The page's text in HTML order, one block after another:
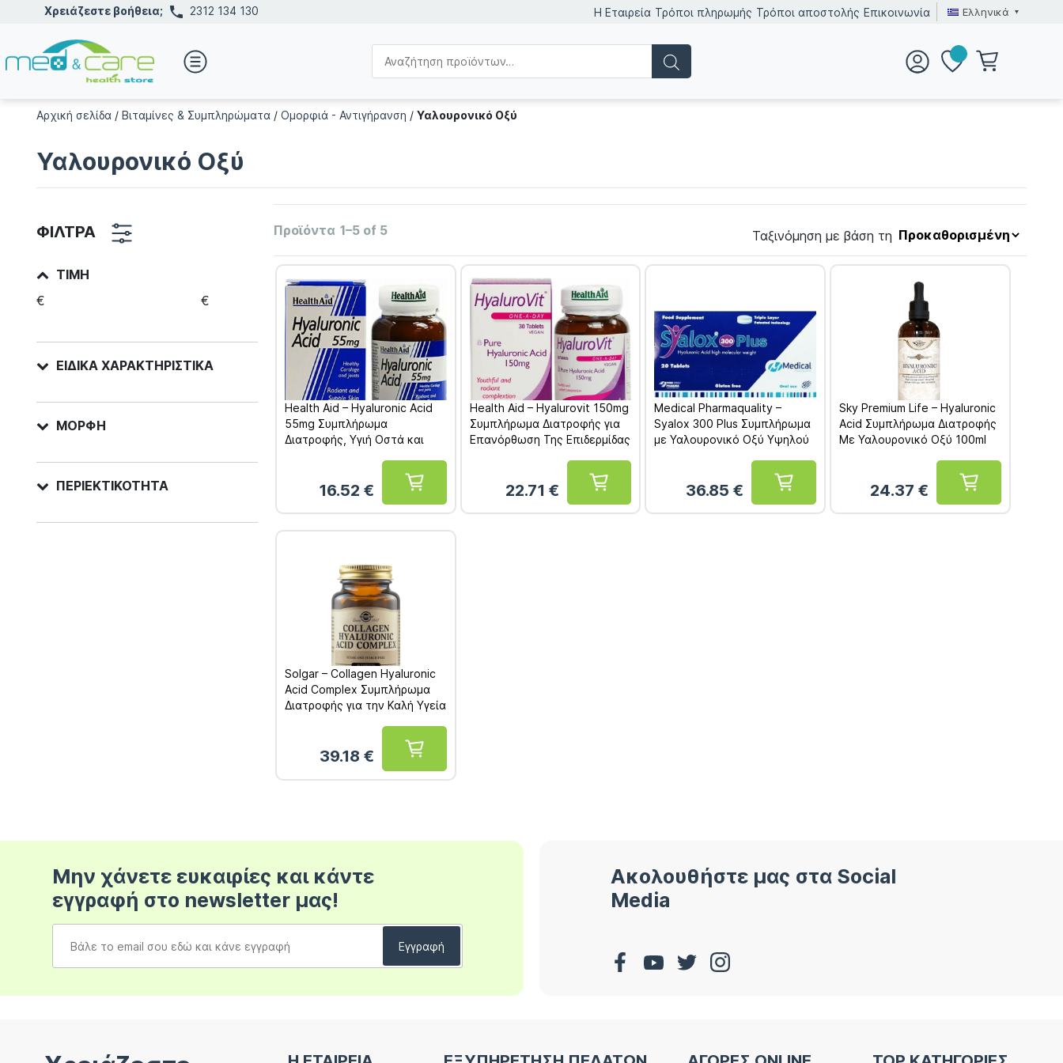
Χρειάζεστε βοήθεια; 2312 134 130 Η Εταιρεία Τρόποι πληρωμής Τρόποι αποστολής Επικοινωνία Ελληνικά
Αρχική σελίδα/ Βιταμίνες & Συμπληρώματα/ Ομορφιά - Αντιγήρανση / Υαλουρονικό Οξύ
Υαλουρονικό Οξύ
ΦΙΛΤΡΑ
ΤΙΜΉ
€
€
ΕΙΔΙΚΆ ΧΑΡΑΚΤΗΡΙΣΤΙΚΆ
ΜΟΡΦΉ
ΠΕΡΙΕΚΤΙΚΌΤΗΤΑ
Προϊόντα 1–5 of 5 Ταξινόμηση με βάση τη
Health Aid – Hyaluronic Acid
55mg Συμπλήρωμα
Διατροφής, Υγιή Οστά και
16.52 €
Health Aid – Hyalurovit 150mg
Συμπλήρωμα Διατροφής για
Επανόρθωση Της Επιδερμίδας
22.71 €
Medical Pharmaquality –
Syalox 300 Plus Συμπλήρωμα
με Υαλουρονικό Οξύ Υψηλού
36.85€
Sky Premium Life – Hyaluronic
Acid Συμπλήρωμα Διατροφής
Με Υαλουρονικό Οξύ 100ml
24.37 €
Solgar – Collagen Hyaluronic
Acid Complex Συμπλήρωμα
Διατροφής για την Καλή Υγεία
39.18 €
Μην χάνετε ευκαιρίες και κάντε
εγγραφή στο newsletter μας!
Ακολουθήστε μας στα Social
Media